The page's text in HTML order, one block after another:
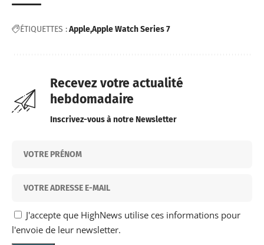
ÉTIQUETTES :AppleApple Watch Series 7
Recevez votre actualité
hebdomadaire
Inscrivez-vous à notre Newsletter
J'accepte que HighNews utilise ces informations pour
l'envoie de leur newsletter.